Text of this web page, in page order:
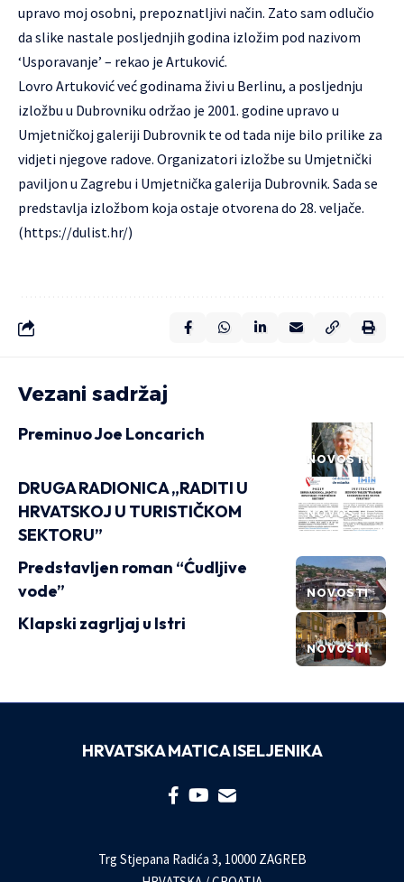
upravo moj osobni, prepoznatljivi način. Zato sam odlučio
da slike nastale posljednjih godina izložim pod nazivom
‘Usporavanje’ – rekao je Artuković.
Lovro Artuković već godinama živi u Berlinu, a posljednju
izložbu u Dubrovniku održao je 2001. godine upravo u
Umjetničkoj galeriji Dubrovnik te od tada nije bilo prilike za
vidjeti njegove radove. Organizatori izložbe su Umjetnički
paviljon u Zagrebu i Umjetnička galerija Dubrovnik. Sada se
predstavlja izložbom koja ostaje otvorena do 28. veljače.
(https://dulist.hr/)
Vezani sadržaj
NOVOSTI
Preminuo Joe Loncarich
NOVOSTI
DRUGA RADIONICA „RADITI U
HRVATSKOJ U TURISTIČKOM
SEKTORU”
NOVOSTI
Predstavljen roman “Ćudljive
vode”
NOVOSTI
Klapski zagrljaj u Istri
HRVATSKA MATICA ISELJENIKA
Trg Stjepana Radića 3, 10000 ZAGREB